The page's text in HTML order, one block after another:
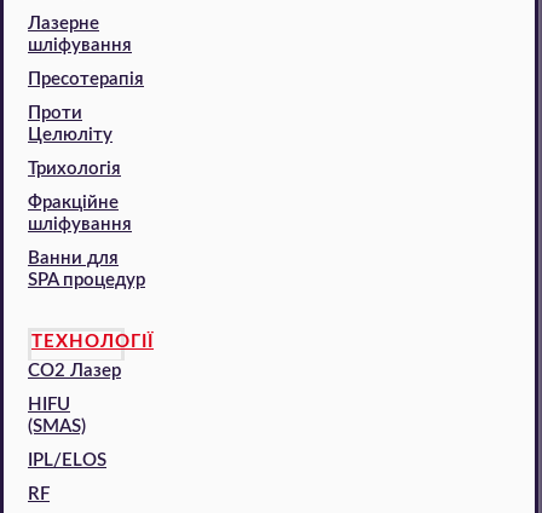
Лазерне
шліфування
Пресотерапія
Проти
Целюліту
Трихологія
Фракційне
шліфування
Ванни для
SPA процедур
ТЕХНОЛОГІЇ
CO2 Лазер
HIFU
(SMAS)
IPL/ELOS
RF